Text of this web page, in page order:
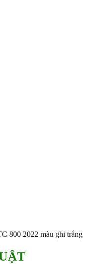
800 2022 màu ghi trắng